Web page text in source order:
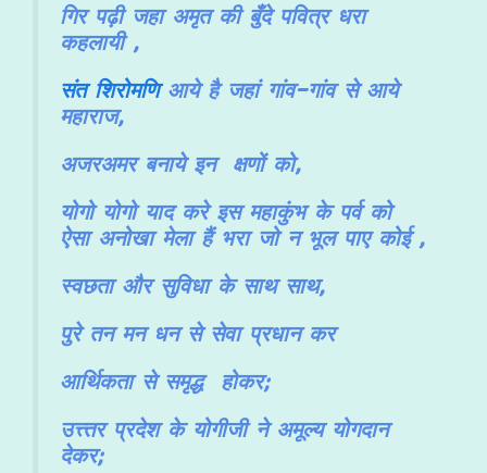
गिर पढ़ी जहा अमृत की बुँदे पवित्र धरा
कहलायी ,
संत शिरोमणिआये है जहां गांव-गांव से आये
महाराज,
अजरअमर बनाये इन क्षणों को,
योगो योगो याद करे इसमहाकुंभ के पर्व को
ऐसा अनोखा मेला हैं भरा जो न भूल पाए कोई ,
स्वछता और सुविधा के साथ साथ,
पुरे तन मन धन से सेवा प्रधान कर
आर्थिकता से समृद्ध होकर;
उत्त्तर प्रदेश के योगीजी ने अमूल्य योगदान
देकर;